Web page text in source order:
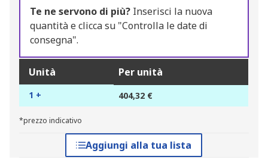
Te ne servono di più? Inserisci la nuova
quantità e clicca su "Controlla le date di
consegna".
Unità Per unità
1 + 404,32 €
*prezzo indicativo
Aggiungi alla tua lista